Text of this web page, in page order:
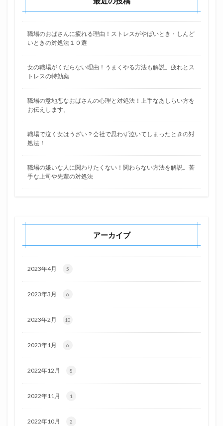
職場のおばさんに疲れる理由！ストレスがやばいとき・しんど
いときの対処法１０選
女の職場がくだらない理由！うまくやる方法も解説。疲れとス
トレスの特効薬
職場の意地悪なおばさんの心理と対処法！上手なあしらい方を
お伝えします。
職場で泣く女はうざい？会社で思わず泣いてしまったときの対
処法！
職場の嫌いな人に関わりたくない！関わらない方法を解説。苦
手な上司や先輩の対処法
アーカイブ
2023年4月 5
2023年3月 6
2023年2月 10
2023年1月 6
2022年12月 8
2022年11月 1
2022年10月 2